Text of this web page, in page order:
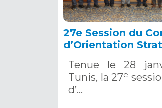
27e Session du
d’Orientation
Tenue le 28
Tunis, la 27e
d’…